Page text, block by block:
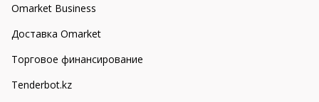
Omarket Business
Доставка Omarket
Торговое финансирование
Tenderbot.kz